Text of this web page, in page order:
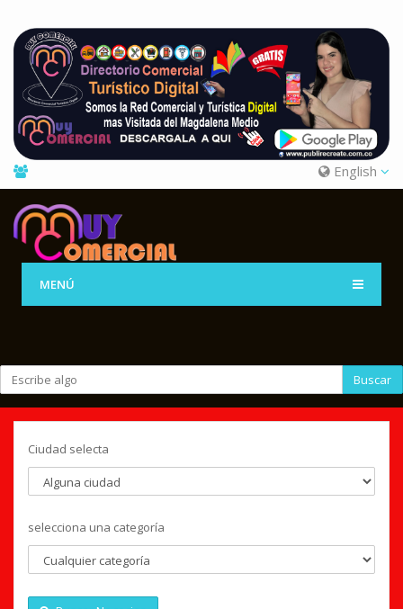
English
MENÚ
Buscar
Ciudad selecta
selecciona una categoría